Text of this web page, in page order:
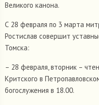
Великого канона.
С 28 февраля по 3 марта
Ростислав совершит
Томска:
– 28 февраля, вторник –
Критского в
богослужения в 18.00.